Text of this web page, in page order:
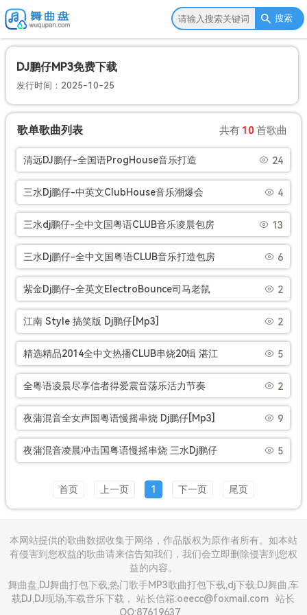
搜索
DJ鹏仔MP3免费下载
发行时间：2025-10-25
歌单歌曲列表 共有 10 首歌曲
清远DJ鹏仔-全国语ProgHouse音乐打造
2021 抖音热播串烧[Mp3]
24
三水Dj鹏仔-中英文ClubHouse音乐潮爆会
666包房午夜派对慢摇串烧[Mp3]
4
三水dj鹏仔-全中文国粤语CLUB音乐凌晨包房
经典全女声慢摇串烧[Mp3]
13
三水Dj鹏仔-全中文国粤语CLUB音乐打造包房
全女声慢摇串烧[Mp3]
6
紫金Dj鹏仔-全英文ElectroBounce司马老鼠
辉定制全女声V2串烧[Mp3]
2
江南 Style 搞笑版 Dj鹏仔[Mp3] 2
精选精品2014全中文热播CLUB串烧20辑 湛江
Dj鹏仔[Mp3]
5
全粤语凌晨尽享信者得爱震音荡乐活力节奏
Club串烧 紫金Dj鹏仔[Mp3]
2
夜蒲混音全女声国粤语慢摇串烧 Dj鹏仔[Mp3] 9
夜蒲混音凌晨冲击国粤语慢摇串烧 三水Dj鹏仔
5
首页 上一页 1 下一页 尾页
本网站提供的歌曲数据收集于网络，作品版权为原作者所有。如本站
有侵害到您权益的歌曲请来信告知我们，我们会立即删除侵害到您权
益的内容。
舞曲盘,DJ舞曲打包下载,热门歌手MP3歌曲打包下载,dj下载,DJ舞曲,车
载DJ,DJ现场,车载音乐下载， 站长信箱:oeecc@foxmail.com
站长
QQ:87619637